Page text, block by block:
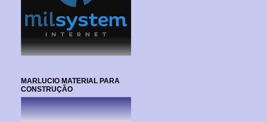
MARLUCIO MATERIAL PARA
CONSTRUÇÃO